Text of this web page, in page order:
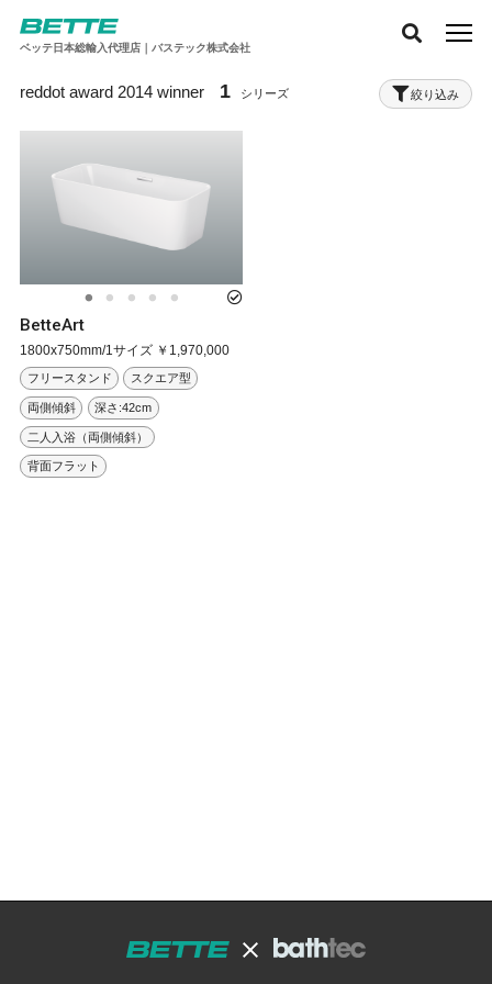
ベッテ日本総輸入代理店｜バステック株式会社
reddot award 2014 winner 1 絞り込み
BetteArt
1800x750mm/1サイズ ￥1,970,000
フリースタンド スクエア型
両側傾斜 深さ:42cm
二人入浴（両側傾斜）
背面フラット